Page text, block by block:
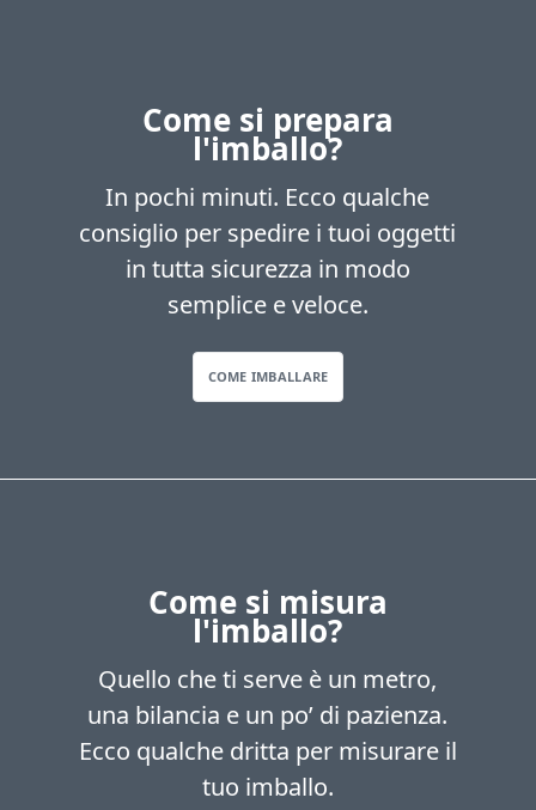
Come si prepara
l'imballo?
In pochi minuti. Ecco qualche
consiglio per spedire i tuoi oggetti
in tutta sicurezza in modo
semplice e veloce.
COME IMBALLARE
Come si misura
l'imballo?
Quello che ti serve è un metro,
una bilancia e un po’ di pazienza.
Ecco qualche dritta per misurare il
tuo imballo.